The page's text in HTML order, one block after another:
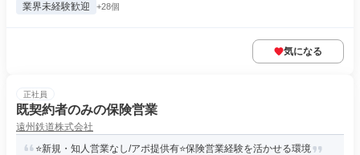
業界未経験歓迎 +28個
気になる
正社員
既契約者のみの保険営業
遠州鉄道株式会社
⭐新規・知人営業なし/アポ提供有⭐保険営業経験を活かせる環境